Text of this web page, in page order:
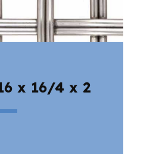
x 16/4 x 2